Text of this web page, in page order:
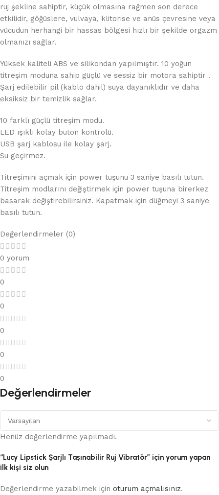
ruj şekline sahiptir, küçük olmasına rağmen son derece
etkilidir, göğüslere, vulvaya, klitorise ve anüs çevresine veya
vücudun herhangi bir hassas bölgesi hızlı bir şekilde orgazm
olmanızı sağlar.
Yüksek kaliteli ABS ve silikondan yapılmıştır. 10 yoğun
titreşim moduna sahip güçlü ve sessiz bir motora sahiptir .
Şarj edilebilir pil (kablo dahil) suya dayanıklıdır ve daha
eksiksiz bir temizlik sağlar.
10 farklı güçlü titreşim modu.
LED ışıklı kolay buton kontrolü.
USB şarj kablosu ile kolay şarj.
Su geçirmez.
Titreşimini açmak için power tuşunu 3 saniye basılı tutun.
Titreşim modlarını değiştirmek için power tuşuna birerkez
basarak değiştirebilirsiniz. Kapatmak için düğmeyi 3 saniye
basılı tutun.
Değerlendirmeler (0)
0 yorum
0
0
0
0
0
Değerlendirmeler
Henüz değerlendirme yapılmadı.
“Lucy Lipstick Şarjlı Taşınabilir Ruj Vibratör” için yorum yapan
ilk kişi siz olun
Değerlendirme yazabilmek için oturum açmalısınız.